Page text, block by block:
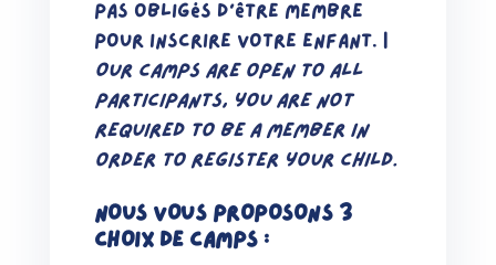
pas obligés d’être membre
pour inscrire votre enfant. |
Our camps are open to all
participants, you are not
required to be a member in
order to register your child.
NOUS VOUS PROPOSONS 3
CHOIX DE CAMPS :